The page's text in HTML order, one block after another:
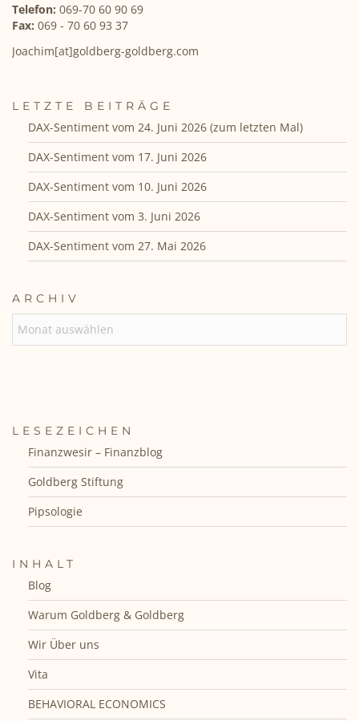
Telefon: 069-70 60 90 69
Fax: 069 - 70 60 93 37
Joachim[at]goldberg-goldberg.com
LETZTE BEITRÄGE
DAX-Sentiment vom 24. Juni 2026 (zum letzten Mal)
DAX-Sentiment vom 17. Juni 2026
DAX-Sentiment vom 10. Juni 2026
DAX-Sentiment vom 3. Juni 2026
DAX-Sentiment vom 27. Mai 2026
ARCHIV
LESEZEICHEN
Finanzwesir – Finanzblog
Goldberg Stiftung
Pipsologie
INHALT
Blog
Warum Goldberg & Goldberg
Wir Über uns
Vita
BEHAVIORAL ECONOMICS